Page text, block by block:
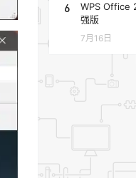
6
WPS Office
强版
7月16日